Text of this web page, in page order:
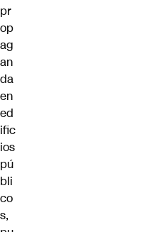
pr
op
ag
an
da
en
ed
ific
ios
pú
bli
co
s,